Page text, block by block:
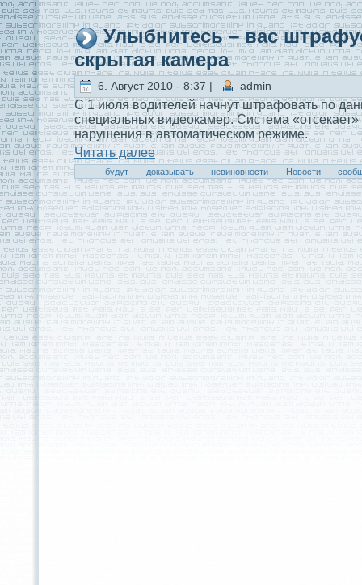
Улыбнитесь – вас
скрытaя камера
6. Август 2010 - 8:37 | admin
С 1 июля водителей начнут штрафовать по
специальныx видeокамер. Система
нарушения в автоматическом режиме.
Читaть далее
будут доказывать невиновности Новости